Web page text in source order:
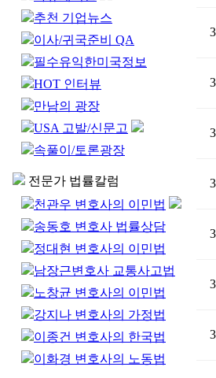
추천 기업뉴스
이사/귀국준비 QA
필수유익한미국정보
HOT 인터뷰
만남의 광장
USA 고발/신문고
속풀이/토론광장
전문가 법률칼럼
천관우 변호사의 이민법
송동호 변호사 법률상담
정대현 변호사의 이민법
남장근변호사 교통사고법
노창균 변호사의 이민법
강지나 변호사의 가정법
이종건 변호사의 한국법
이화경 변호사의 노동법